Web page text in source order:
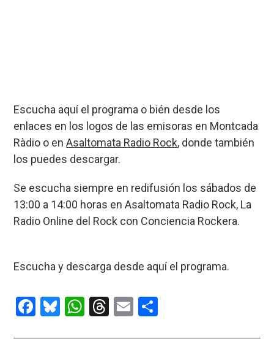
Escucha aquí el programa o bién desde los
enlaces en los logos de las emisoras en Montcada
Ràdio o enAsaltomata Radio Rock, donde también
los puedes descargar.
Se escucha siempre en redifusión los sábados de
13:00 a 14:00 horas en Asaltomata Radio Rock, La
Radio Online del Rock con Conciencia Rockera.
Escucha y descarga desde aquí el programa.
F
Bl W T
E